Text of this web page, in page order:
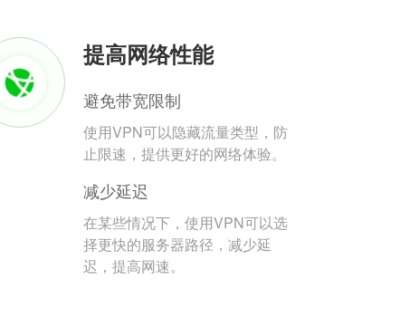
提高网络性能
避免带宽限制
使用VPN可以隐藏流量类型，防
止限速，提供更好的网络体验。
减少延迟
在某些情况下，使用VPN可以选
择更快的服务器路径，减少延
迟，提高网速。